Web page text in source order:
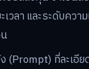
เวลา และระดับคว
(Prompt) ที่ละเอี